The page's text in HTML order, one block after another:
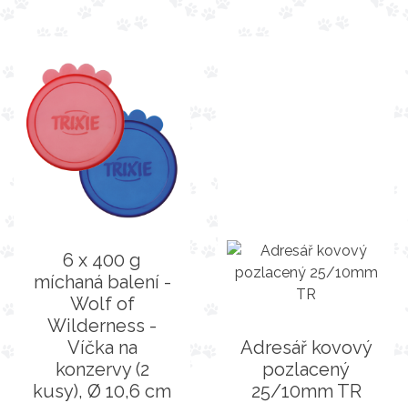
6 x 400 g
míchaná balení -
Wolf of
Wilderness -
Víčka na
konzervy (2
kusy), Ø 10,6 cm
Adresář kovový
pozlacený
25/10mm TR